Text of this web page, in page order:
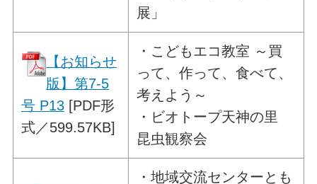
展」
【お知らせ
版】第7-5
号 P13 [PDF形
式／599.57KB]
・ こどもエコ教室 ～買
って、作って、食べて、
考えよう～
・ビオトープ天神の里
昆虫観察会
・地域交流センターとも